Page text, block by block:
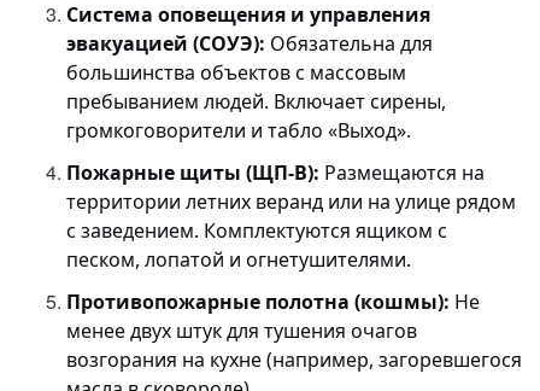
Система оповещения и управления
эвакуацией (СОУЭ): Обязательна для
большинства объектов с массовым
пребыванием людей. Включает сирены,
громкоговорители и табло «Выход».
Пожарные щиты (ЩП-В): Размещаются на
территории летних веранд или на улице рядом
с заведением. Комплектуются ящиком с
песком, лопатой и огнетушителями.
Противопожарные полотна (кошмы): Не
менее двух штук для тушения очагов
возгорания на кухне (например, загоревшегося